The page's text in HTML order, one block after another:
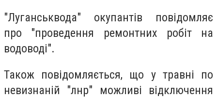
"Луганськвода" окупантів повідомляє
про "проведення ремонтних робіт на
водоводі".
Також повідомляється, що у травні по
невизнаній "лнр" можливі відключення